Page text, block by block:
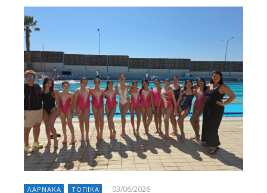
ΛΑΡΝΑΚΑ ΤΟΠΙΚΑ 03/06/2026